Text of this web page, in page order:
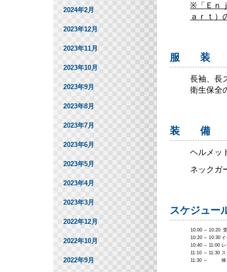
※「Ｅｎ
ａｒｔ）
服 装
長袖、長
衛生保全
装 備
ヘルメッ
ネックガ
スケジュー
10:00 ～ 10:20
10:20 ～ 10:30
10:40 ～ 11:00
11:10 ～ 11:30
11:30 ～ 帰
2024年2月
2023年12月
2023年11月
2023年10月
2023年9月
2023年8月
2023年7月
2023年6月
2023年5月
2023年4月
2023年3月
2022年12月
2022年10月
2022年9月